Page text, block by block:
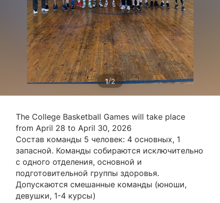
1/2
The College Basketball Games will take place
from April 28 to April 30, 2026
Состав команды 5 человек: 4 основных, 1
запасной. Команды собираются исключительно
с одного отделения, основной и
подготовительной группы здоровья.
Допускаются смешанные команды (юноши,
девушки, 1-4 курсы)